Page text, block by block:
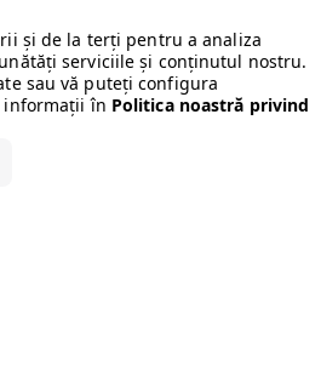
și de la terți pentru a analiza
serviciile și conținutul nostru.
sau vă puteți configura
informații în Politica noastră privind
the brand